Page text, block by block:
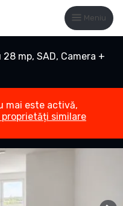
Meniu
28 mp, SAD, Camera +
mai este activă,
similare